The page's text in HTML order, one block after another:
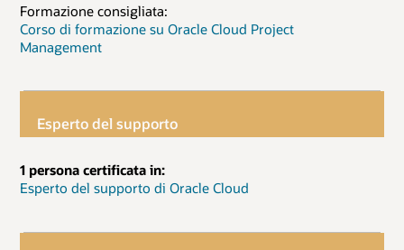
Formazione consigliata:
Corso di formazione su Oracle Cloud Project
Management
Esperto del supporto
1 persona certificata in:
Esperto del supporto di Oracle Cloud